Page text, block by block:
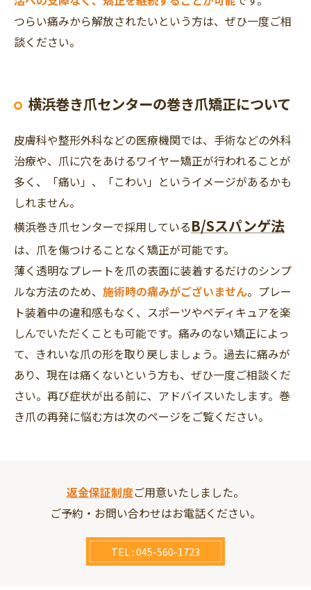
つらい痛みから解放されたいという方は、ぜひ一度ご相
談ください。
横浜巻き爪センターの巻き爪矯正について
皮膚科や整形外科などの医療機関では、手術などの外科
治療や、爪に穴をあけるワイヤー矯正が行われることが
多く、「痛い」、「こわい」というイメージがあるかも
しれません。
横浜巻き爪センターで採用しているB/Sスパンゲ法
は、爪を傷つけることなく矯正が可能です。
薄く透明なプレートを爪の表面に装着するだけのシンプ
ルな方法のため、 施術時の痛みがございません。プレー
ト装着中の違和感もなく、スポーツやペディキュアを楽
しんでいただくことも可能です。痛みのない矯正によっ
て、きれいな爪の形を取り戻しましょう。過去に痛みが
あり、現在は痛くないという方も、ぜひ一度ご相談くだ
さい。再び症状が出る前に、アドバイスいたします。巻
き爪の再発に悩む方は次のページをご覧ください。
返金保証制度ご用意いたしました。
ご予約・お問い合わせはお電話ください。
TEL : 045-560-1723